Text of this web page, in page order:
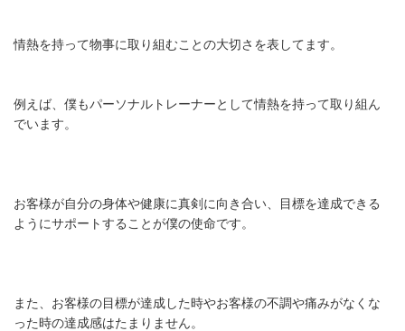
情熱を持って物事に取り組むことの大切さを表してます。
例えば、僕もパーソナルトレーナーとして情熱を持って取り組ん
でいます。
お客様が自分の身体や健康に真剣に向き合い、目標を達成できる
ようにサポートすることが僕の使命です。
また、お客様の目標が達成した時やお客様の不調や痛みがなくな
った時の達成感はたまりません。